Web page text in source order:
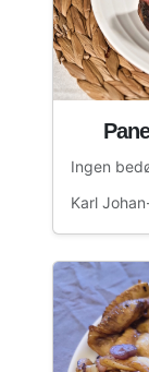
Ingen
Karl